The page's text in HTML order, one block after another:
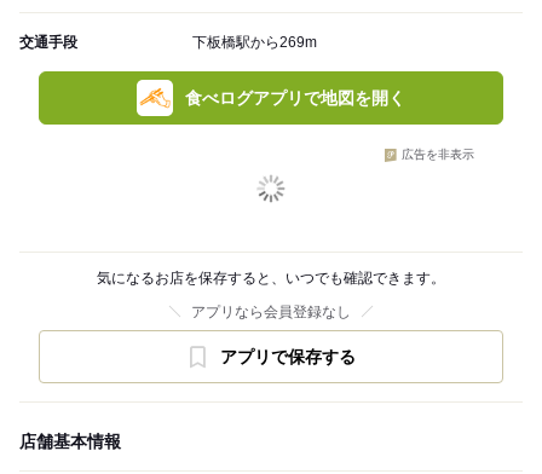
交通手段 下板橋駅から269m
食べログアプリで地図を開く
広告を非表示
気になるお店を保存すると、いつでも確認できます。
アプリなら会員登録なし
アプリで保存する
店舗基本情報